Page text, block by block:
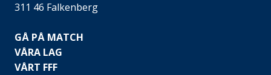
311 46 Falkenberg
GÅ PÅ MATCH
VÅRA LAG
VÅRT FFF